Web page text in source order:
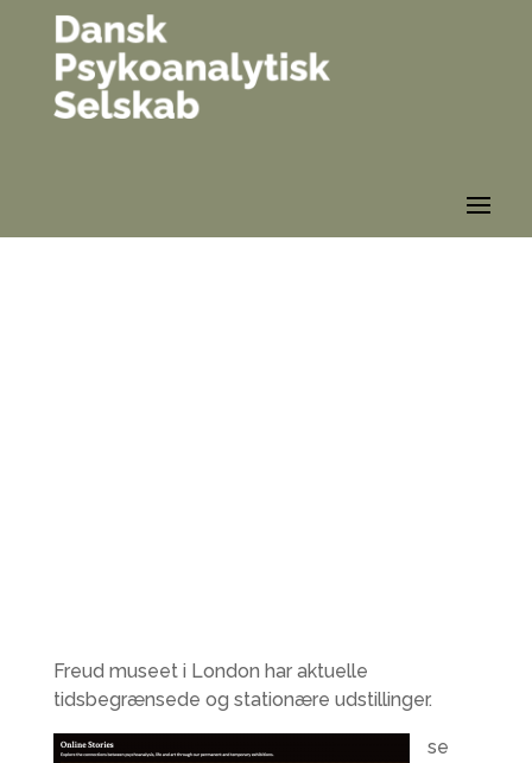
Freud museet i London har aktuelle
tidsbegrænsede og stationære udstillinger.
se